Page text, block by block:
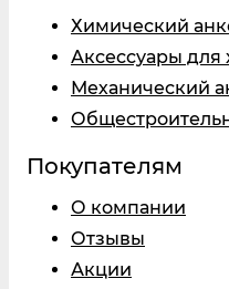
Химический
Аксессуары для
Механический
Покупателям
О компании
Отзывы
Акции